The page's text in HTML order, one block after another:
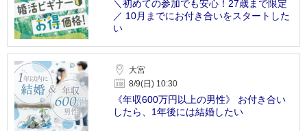
＼初めての参加でも安心！27歳まで限定
／ 10月までにお付き合いをスタートした
い
大宮
8/9(日) 10:30
《年収600万円以上の男性》 お付き合い
したら、1年後には結婚したい